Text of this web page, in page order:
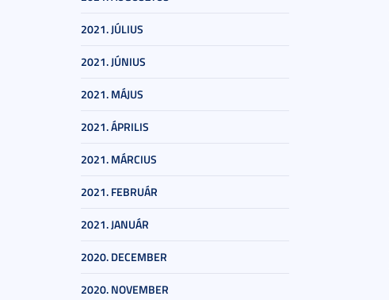
2021. JÚLIUS
2021. JÚNIUS
2021. MÁJUS
2021. ÁPRILIS
2021. MÁRCIUS
2021. FEBRUÁR
2021. JANUÁR
2020. DECEMBER
2020. NOVEMBER